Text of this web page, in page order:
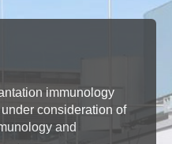
immunology
consideration of
and